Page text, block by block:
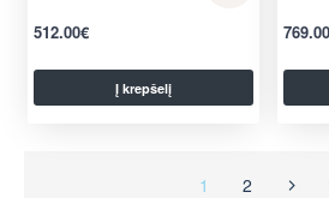
512.00€
Į krepšelį
1
2